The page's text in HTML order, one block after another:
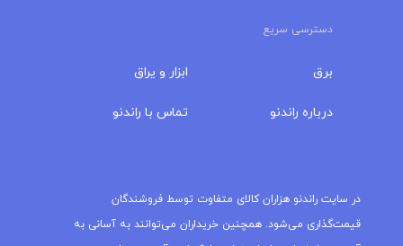
دسترسی سریع
برق
درباره‌ راندنو
ابزار و یراق
تماس با راندنو
در سایت راندنو هزاران کالای متفاوت توسط فروشندگان
قیمت‌گذاری می‌شود. همچنین خریداران می‌توانند به آسانی به